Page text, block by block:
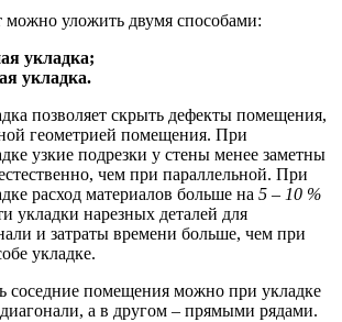
уложить двумя способами:
укладка;
укладка.
позволяет скрыть дефекты помещения,
геометрией помещения. При
узкие подрезки у стены менее заметны
чем при параллельной. При
расход материалов больше на 5 – 10 %
укладки нарезных деталей для
и затраты времени больше, чем при
укладке.
соседние помещения можно при укладке
а в другом – прямыми рядами.